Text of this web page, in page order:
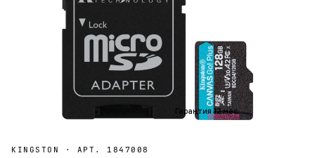
Гарантия 12 мес.
KINGSTON · АРТ. 1847008